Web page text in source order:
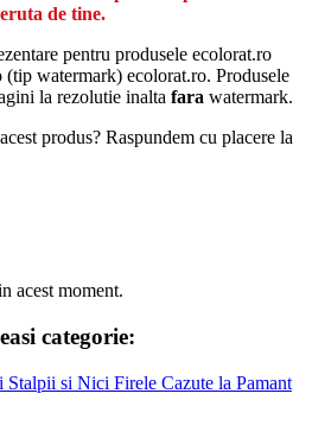
de tine.
pentru produsele ecolorat.ro
(tip watermark) ecolorat.ro. Produsele
la rezolutie inalta fara watermark.
produs? Raspundem cu placere la
acest moment.
categorie: